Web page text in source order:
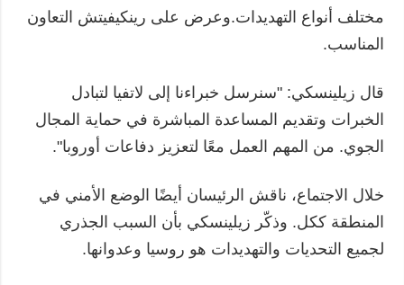
مختلف أنواع التهديدات.وعرض على رينكيفيتش التعاون
المناسب.
قال زيلينسكي: "سنرسل خبراءنا إلى لاتفيا لتبادل
الخبرات وتقديم المساعدة المباشرة في حماية المجال
الجوي. من المهم العمل معًا لتعزيز دفاعات أوروبا".
خلال الاجتماع، ناقش الرئيسان أيضًا الوضع الأمني في
المنطقة ككل. وذكّر زيلينسكي بأن السبب الجذري
لجميع التحديات والتهديدات هو روسيا وعدوانها.